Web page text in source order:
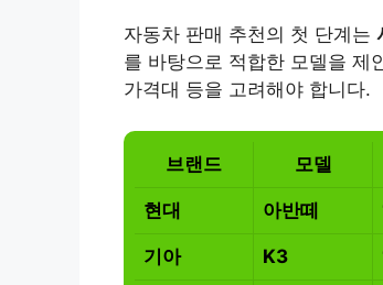
자동차 판매 추천의 첫 단계는
를 바탕으로 적합한 모델을 제
가격대 등을 고려해야 합니다.
브랜드 모델
현대 아반떼
기아 K3